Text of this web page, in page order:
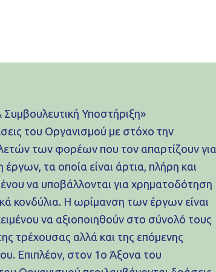
Συμβουλευτική Υποστήριξη»
του Οργανισμού με στόχο την
των φορέων που τον απαρτίζουν για
τα οποία είναι άρτια, πλήρη και
να υποβάλλονται για χρηματοδότηση
κονδύλια. Η ωρίμανση των έργων είναι
να αξιοποιηθούν στο σύνολό τους
τρέχουσας αλλά και της επόμενης
Επιπλέον, στον 1ο Άξονα του